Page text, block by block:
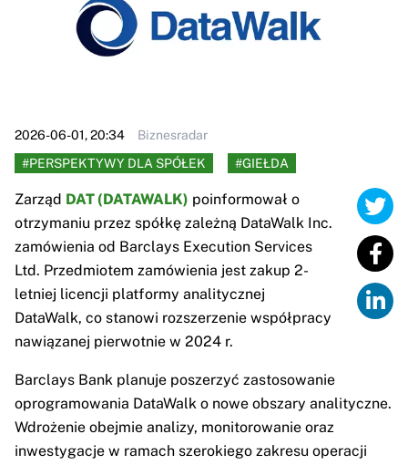
2026-06-01, 20:34
Biznesradar
#PERSPEKTYWY DLA SPÓŁEK
#GIEŁDA
Zarząd DAT (DATAWALK) poinformował o
otrzymaniu przez spółkę zależną DataWalk Inc.
zamówienia od Barclays Execution Services
Ltd. Przedmiotem zamówienia jest zakup 2-
letniej licencji platformy analitycznej
DataWalk, co stanowi rozszerzenie współpracy
nawiązanej pierwotnie w 2024 r.
Barclays Bank planuje poszerzyć zastosowanie
oprogramowania DataWalk o nowe obszary analityczne.
Wdrożenie obejmie analizy, monitorowanie oraz
inwestygacje w ramach szerokiego zakresu operacji